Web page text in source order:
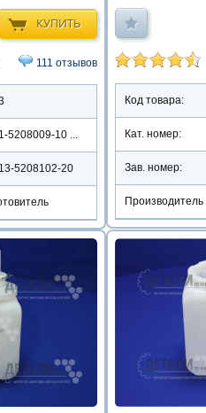
КУПИТЬ
111 отзывов
5208009-10 ...
5208102-20
Код товара:
Кат. номер:
Зав. номер:
Производитель